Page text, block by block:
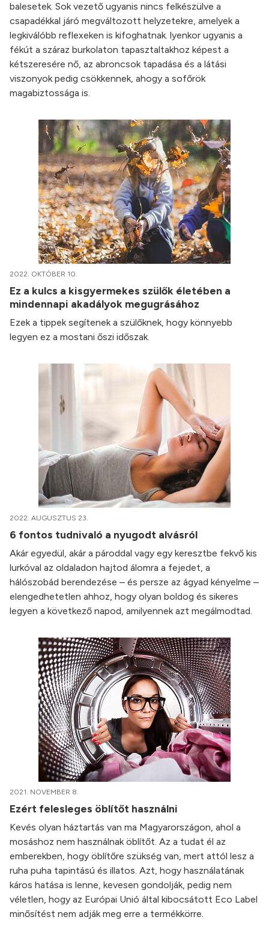
balesetek. Sok vezető ugyanis nincs felkészülve a
csapadékkal járó megváltozott helyzetekre, amelyek a
legkiválóbb reflexeken is kifoghatnak. lyenkor ugyanis a
fékút a száraz burkolaton tapasztaltakhoz képest a
kétszeresére nő, az abroncsok tapadása és a látási
viszonyok pedig csökkennek, ahogy a sofőrök
magabiztossága is.
2022. OKTÓBER 10.
Ez a kulcs a kisgyermekes szülők életében a
mindennapi akadályok megugrásához
Ezek a tippek segítenek a szülőknek, hogy könnyebb
legyen ez a mostani őszi időszak.
2022. AUGUSZTUS 23.
6 fontos tudnivaló a nyugodt alvásról
Akár egyedül, akár a pároddal vagy egy keresztbe fekvő kis
lurkóval az oldaladon hajtod álomra a fejedet, a
hálószobád berendezése – és persze az ágyad kényelme –
elengedhetetlen ahhoz, hogy olyan boldog és sikeres
legyen a következő napod, amilyennek azt megálmodtad.
2021. NOVEMBER 8.
Ezért felesleges öblítőt használni
Kevés olyan háztartás van ma Magyarországon, ahol a
mosáshoz nem használnak öblítőt. Az a tudat él az
emberekben, hogy öblítőre szükség van, mert attól lesz a
ruha puha tapintású és illatos. Azt, hogy használatának
káros hatása is lenne, kevesen gondolják, pedig nem
véletlen, hogy az Európai Unió által kibocsátott Eco Label
minősítést nem adják meg erre a termékkörre.